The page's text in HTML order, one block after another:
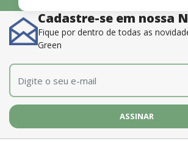
Cadastre-se em nossa
Fique por dentro de todas as
Green
E-mail